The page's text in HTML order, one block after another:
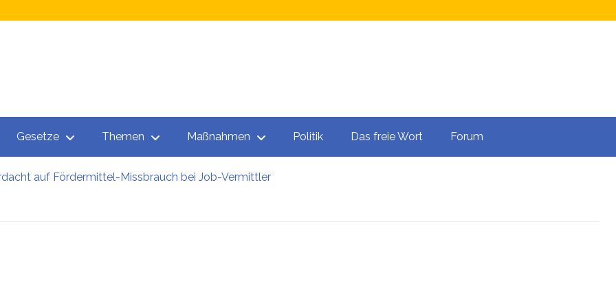
Gesetze Themen Maßnahmen Politik Das freie Wort Forum
auf Fördermittel-Missbrauch bei Job-Vermittler
für Menschen auf der Suche nach einem Arbeitsplatz